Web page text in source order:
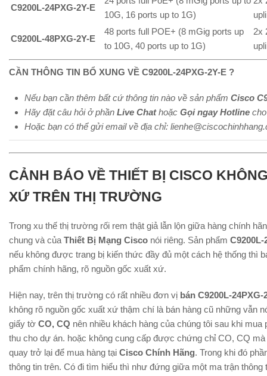
C9200L-24PXG-2Y-E
10G, 16 ports up to 1G)
C9200L-48PXG-2Y-E
48 ports full POE+ (8 mGig ports up
to 10G, 40 ports up to 1G)
2x
CẦN THÔNG TIN BỔ XUNG VỀ C9200L-24PXG-2Y-E ?
Nếu bạn cần thêm bất cứ thông tin nào về sản phẩm Cisco
Hãy đặt câu hỏi ở phần Live Chathoặc Gọi ngay Hotline
Hoặc bạn có thể gửi email về địa chỉ:
CẢNH BÁO VỀ THIẾT BỊ CISCO
XỨ TRÊN THỊ TRƯỜNG
Trong xu thế thị trường rối rem thật giả lẫn lộn giữa hàng chính
chung và của Thiết Bị Mạng Cisco nói riêng. Sản phẩm C9200L-
nếu không được trang bị kiến thức đầy đủ một cách hệ thống thì
phẩm chính hãng, rõ nguồn gốc xuất xứ.
Hiện nay, trên thị trường có rất nhiều đơn vị bán C9200L-24PXG-
không rõ nguồn gốc xuất xứ thậm chí là bán hàng cũ những vẫn
giấy tờ CO, CQ nên nhiều khách hàng của chúng tôi sau khi
thu cho dự án. hoặc không cung cấp được chứng chỉ CO, CQ
quay trở lại để mua hàng tại Cisco Chính Hãng. Trong khi đó
thông tin trên. Có đi tìm hiểu thì như đứng giữa một ma trận thông